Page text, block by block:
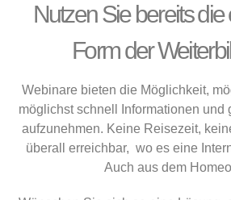
Nutzen Sie bereits die
Form der
Webinare bieten die Möglichkeit,
möglichst schnell Informationen und
aufzunehmen. Keine Reisezeit,
überall erreichbar, wo es eine
Auch aus dem